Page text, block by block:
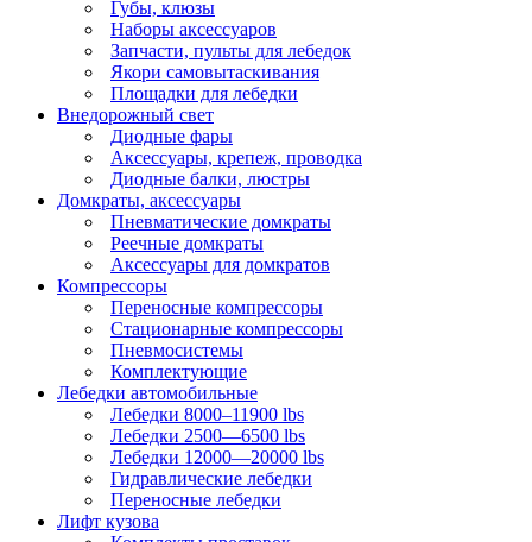
Губы, клюзы
Наборы аксессуаров
Запчасти, пульты для лебедок
Якори самовытаскивания
Площадки для лебедки
Внедорожный свет
Диодные фары
Аксессуары, крепеж, проводка
Диодные балки, люстры
Домкраты, аксессуары
Пневматические домкраты
Реечные домкраты
Аксессуары для домкратов
Компрессоры
Переносные компрессоры
Стационарные компрессоры
Пневмосистемы
Комплектующие
Лебедки автомобильные
Лебедки 8000–11900 lbs
Лебедки 2500—6500 lbs
Лебедки 12000—20000 lbs
Гидравлические лебедки
Переносные лебедки
Лифт кузова